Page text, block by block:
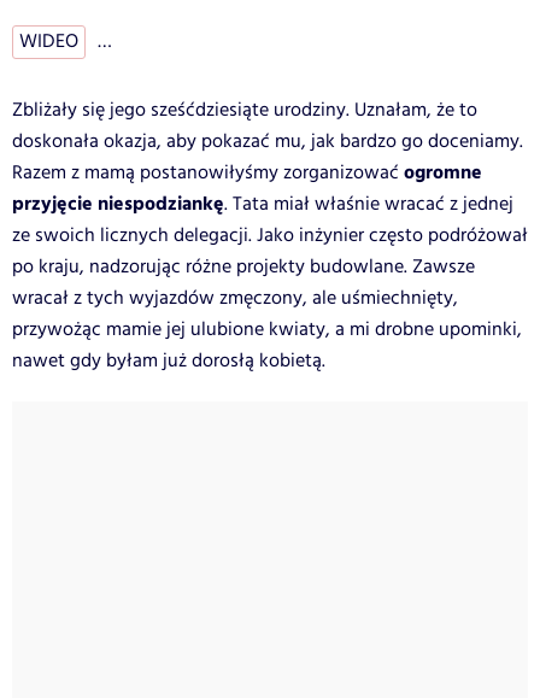
WIDEO …
Zbliżały się jego sześćdziesiąte urodziny. Uznałam, że to
doskonała okazja, aby pokazać mu, jak bardzo go doceniamy.
Razem z mamą postanowiłyśmy zorganizować ogromne
przyjęcie niespodziankę. Tata miał właśnie wracać z jednej
ze swoich licznych delegacji. Jako inżynier często podróżował
po kraju, nadzorując różne projekty budowlane. Zawsze
wracał z tych wyjazdów zmęczony, ale uśmiechnięty,
przywożąc mamie jej ulubione kwiaty, a mi drobne upominki,
nawet gdy byłam już dorosłą kobietą.